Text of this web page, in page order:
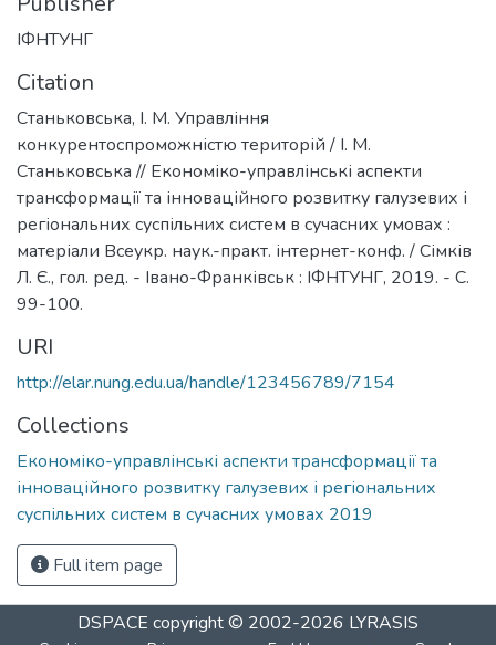
ІФНТУНГ
Citation
Станьковська, І. М. Управління
конкурентоспроможністю територій / І. М.
Станьковська // Економіко-управлінські аспекти
трансформації та інноваційного розвитку галузевих і
регіональних суспільних систем в сучасних умовах :
матеріали Всеукр. наук.-практ. інтернет-конф. / Сімків
Л. Є., гол. ред. - Івано-Франківськ : ІФНТУНГ, 2019. - С.
99-100.
URI
http://elar.nung.edu.ua/handle/123456789/7154
Collections
Економіко-управлінські аспекти трансформації та
інноваційного розвитку галузевих і регіональних
суспільних систем в сучасних умовах 2019
Full item page
DSPACE copyright © 2002-2026 LYRASIS